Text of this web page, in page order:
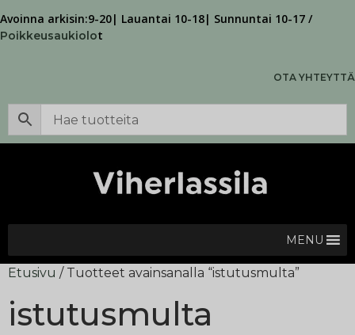
Avoinna arkisin:9-20| Lauantai 10-18| Sunnuntai 10-17 /
Poikkeusaukiolot
OTA YHTEYTTÄ
MENU
Etusivu / Tuotteet avainsanalla “istutusmulta”
istutusmulta